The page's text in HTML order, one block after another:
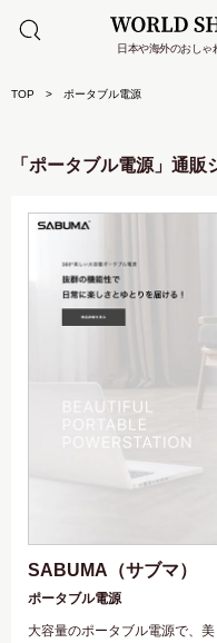
日本や海外のおしゃ
TOP ポータブル電源
「ポータブル電源」通販
SABUMA（サブマ）
ポータブル電源
大容量のポータブル電源で、